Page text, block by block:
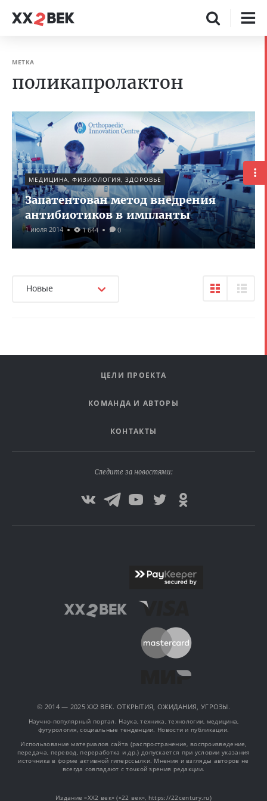
МЕТКА
поликапролактон
МЕДИЦИНА, ФИЗИОЛОГИЯ, ЗДОРОВЬЕ
Запатентован метод внедрения
антибиотиков в импланты
1 июля 2014 1 644 0
Новые
ЦЕЛИ ПРОЕКТА
КОМАНДА И АВТОРЫ
КОНТАКТЫ
Следите за новостями:
© 2014 — 2025 XX2 ВЕК. ОТКРЫТИЯ, ОЖИДАНИЯ, УГРОЗЫ.
Научно-популярный портал. Наука, техника, технологии, медицина,
футурология, социальные тенденции. Новости и публикации.
Использование материалов сайта (распространение, воспроизведение,
передача, перевод, переработка и др.) допускается при условии указания
источника в форме активной гиперссылки. Мнения и взгляды авторов не
всегда совпадают с точкой зрения редакции.
Издание «XX2 век» («22 век», https://22century.ru)